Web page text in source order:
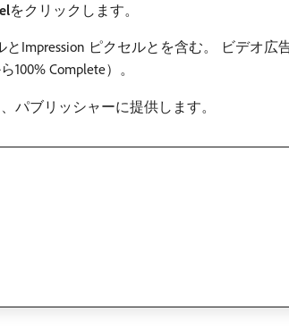
​をクリックします。
Impression ピクセルとを含む。 ビデオ
Complete）。
パブリッシャーに提供します。